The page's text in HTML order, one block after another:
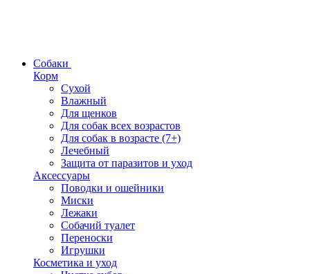
Собаки
Корм
Сухой
Влажный
Для щенков
Для собак всех возрастов
Для собак в возрасте (7+)
Лечебный
Защита от паразитов и уход
Аксессуары
Поводки и ошейники
Миски
Лежаки
Собачий туалет
Переноски
Игрушки
Косметика и уход